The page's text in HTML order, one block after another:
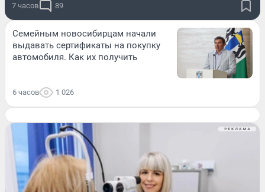
7 часов 89
Семейным новосибирцам начали
выдавать сертификаты на покупку
автомобиля. Как их получить
6 часов 1 026